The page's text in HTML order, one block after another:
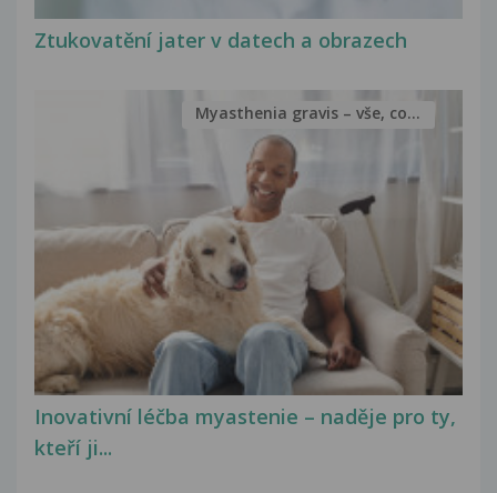
Ztukovatění jater v datech a obrazech
Inovativní léčba myastenie – naděje pro ty,
kteří ji...
Myasthenia gravis – vše, co...